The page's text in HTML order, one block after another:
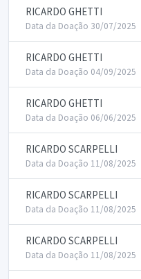
RICARDO GHETTI
Data da Doação 30/07/2025
RICARDO GHETTI
Data da Doação 04/09/2025
RICARDO GHETTI
Data da Doação 06/06/2025
RICARDO SCARPELLI
Data da Doação 11/08/2025
RICARDO SCARPELLI
Data da Doação 11/08/2025
RICARDO SCARPELLI
Data da Doação 11/08/2025